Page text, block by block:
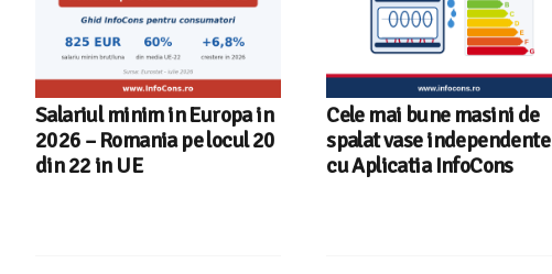
Salariul minim in Europa in
2026 – Romania pe locul 20
din 22 in UE
Cele mai bune masini de
spalat vase independente
cu Aplicatia InfoCons